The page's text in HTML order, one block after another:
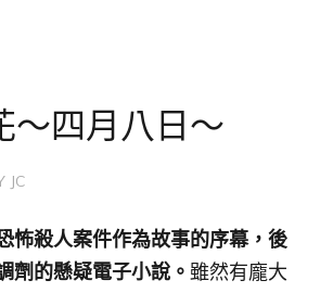
～四月八日～
JC
怖殺人案件作為故事的序幕，後
劑的懸疑電子小說。 雖然有龐大